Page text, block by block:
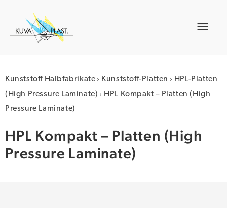
springen
Kunststoff Halbfabrikate › Kunststoff-Platten › HPL-Platten
(High Pressure Laminate) › HPL Kompakt – Platten (High
Pressure Laminate)
HPL Kompakt – Platten (High
Pressure Laminate)